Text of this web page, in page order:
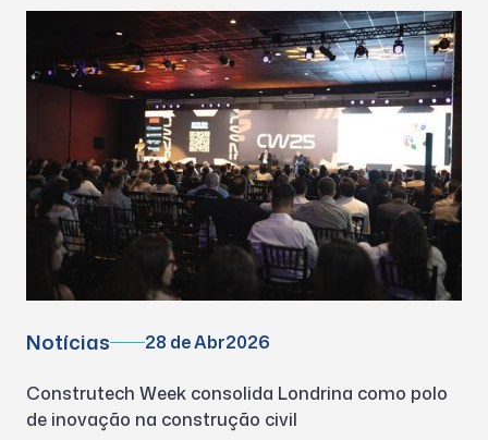
Notícias 28 de Abr2026
Construtech Week consolida Londrina como polo
de inovação na construção civil